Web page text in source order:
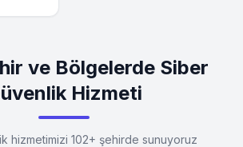
ve Bölgelerde Siber
Hizmeti
hizmetimizi 102+ şehirde sunuyoruz